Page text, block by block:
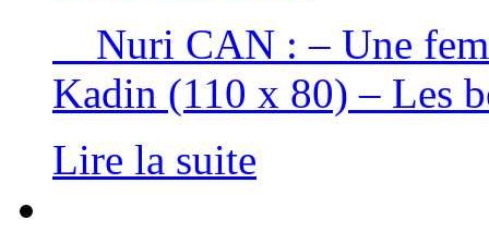
Nuri CAN : – Une
Kadin (110 x 80) – Les
Lire la suite